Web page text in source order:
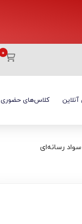
کلاس‌های حضوری
رسانه‌ای